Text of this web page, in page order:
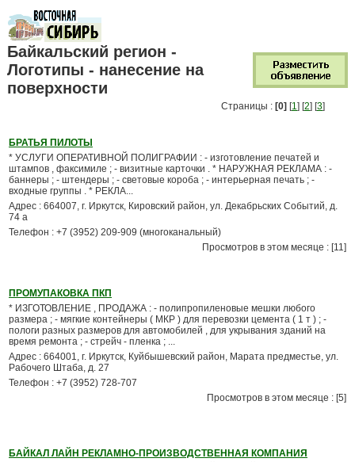
Байкальский регион -
Логотипы - нанесение на
поверхности
Страницы : [0] [1] [2] [3]
БРАТЬЯ ПИЛОТЫ
* УСЛУГИ ОПЕРАТИВНОЙ ПОЛИГРАФИИ : - изготовление печатей и
штампов , факсимиле ; - визитные карточки . * НАРУЖНАЯ РЕКЛАМА : -
баннеры ; - штендеры ; - световые короба ; - интерьерная печать ; -
входные группы . * РЕКЛА...
Адрес : 664007, г. Иркутск, Кировский район, ул. Декабрьских Событий, д.
74 а
Телефон : +7 (3952) 209-909 (многоканальный)
Просмотров в этом месяце : [11]
ПРОМУПАКОВКА ПКП
* ИЗГОТОВЛЕНИЕ , ПРОДАЖА : - полипропиленовые мешки любого
размера ; - мягкие контейнеры ( МКР ) для перевозки цемента ( 1 т ) ; -
пологи разных размеров для автомобилей , для укрывания зданий на
время ремонта ; - стрейч - пленка ; ...
Адрес : 664001, г. Иркутск, Куйбышевский район, Марата предместье, ул.
Рабочего Штаба, д. 27
Телефон : +7 (3952) 728-707
Просмотров в этом месяце : [5]
БАЙКАЛ ЛАЙН РЕКЛАМНО-ПРОИЗВОДСТВЕННАЯ КОМПАНИЯ